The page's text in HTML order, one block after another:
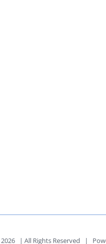
2026 | All Rights Reserved |